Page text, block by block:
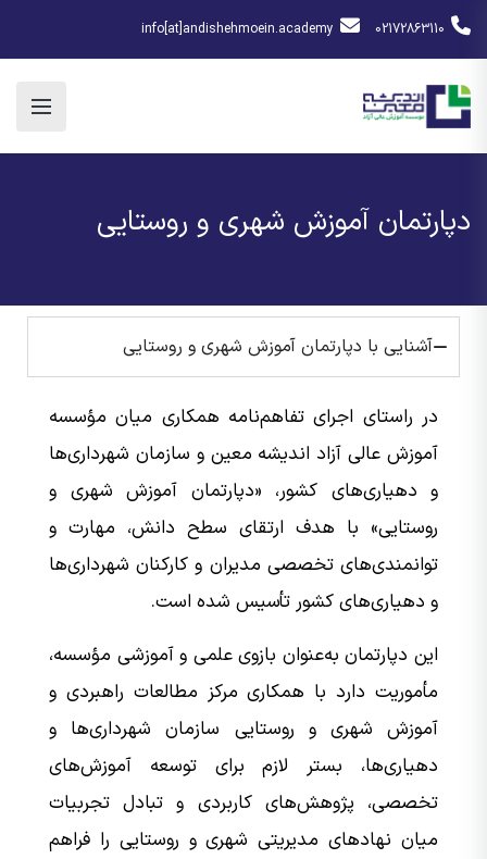
02172863110
info[at]andishehmoein.academy
دپارتمان آموزش شهری و روستایی
آشنایی با دپارتمان آموزش شهری و روستایی
در راستای اجرای تفاهم‌نامه همکاری میان مؤسسه
آموزش عالی آزاد اندیشه معین و سازمان شهرداری‌ها
و دهیاری‌های کشور، «دپارتمان آموزش شهری و
روستایی» با هدف ارتقای سطح دانش، مهارت و
توانمندی‌های تخصصی مدیران و کارکنان شهرداری‌ها
و دهیاری‌های کشور تأسیس شده است.
این دپارتمان به‌عنوان بازوی علمی و آموزشی مؤسسه،
مأموریت دارد با همکاری مرکز مطالعات راهبردی و
آموزش شهری و روستایی سازمان شهرداری‌ها و
دهیاری‌ها، بستر لازم برای توسعه آموزش‌های
تخصصی، پژوهش‌های کاربردی و تبادل تجربیات
میان نهادهای مدیریتی شهری و روستایی را فراهم